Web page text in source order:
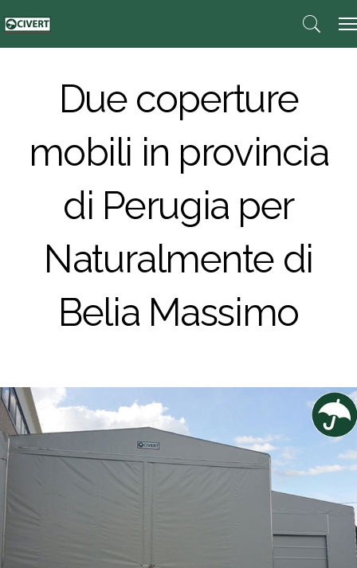
Due coperture
mobili in provincia
di Perugia per
Naturalmente di
Belia Massimo